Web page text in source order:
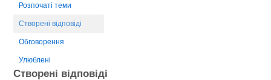
Розпочаті теми
Створені відповіді
Обговорення
Улюблені
Створені відповіді